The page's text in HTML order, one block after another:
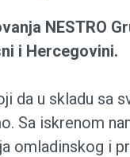
NESTRO
i Hercegovini.
da u skladu
Sa iskrenom
omladinskog i